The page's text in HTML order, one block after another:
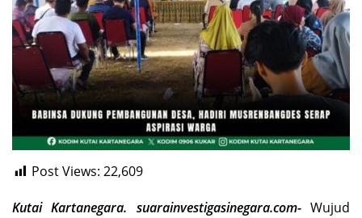
Post Views: 22,609
Kutai Kartanegara. suarainvestigasinegara.com-Wujud